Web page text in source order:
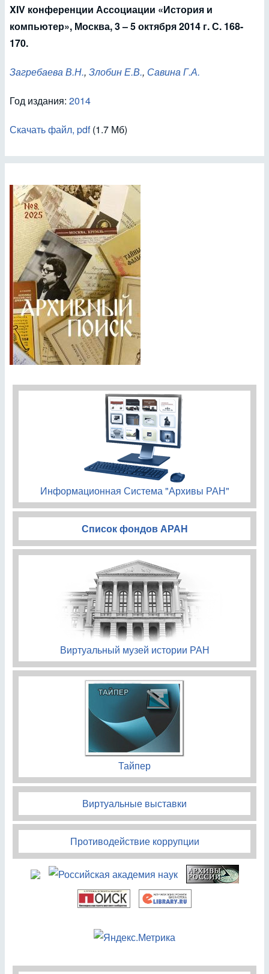
XIV конференции Ассоциации «История и
компьютер», Москва, 3 – 5 октября 2014 г. С. 168-
170.
Загребаева В.Н., Злобин Е.В., Савина Г.А.
Год издания: 2014
Скачать файл, pdf(1.7 Мб)
Информационная Система "Архивы РАН"
Список фондов АРАН
Виртуальный музей истории РАН
Тайпер
Виртуальные выставки
Противодействие коррупции